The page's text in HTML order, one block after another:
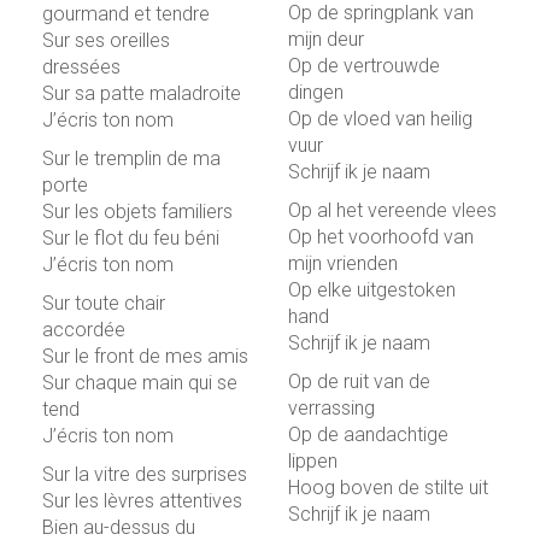
gourmand et tendre
Sur ses oreilles
dressées
Sur sa patte maladroite
J’écris ton nom
Sur le tremplin de ma
porte
Sur les objets familiers
Sur le flot du feu béni
J’écris ton nom
Sur toute chair
accordée
Sur le front de mes amis
Sur chaque main qui se
tend
J’écris ton nom
Sur la vitre des surprises
Sur les lèvres attentives
Bien au-dessus du
Op de springplank van
mijn deur
Op de vertrouwde
dingen
Op de vloed van heilig
vuur
Schrijf ik je naam
Op al het vereende vlees
Op het voorhoofd van
mijn vrienden
Op elke uitgestoken
hand
Schrijf ik je naam
Op de ruit van de
verrassing
Op de aandachtige
lippen
Hoog boven de stilte uit
Schrijf ik je naam